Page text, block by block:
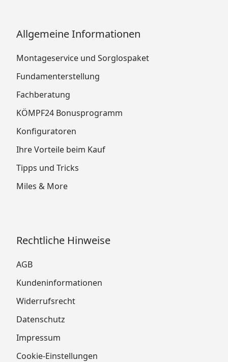
Allgemeine Informationen
Montageservice und Sorglospaket
Fundamenterstellung
Fachberatung
KÖMPF24 Bonusprogramm
Konfiguratoren
Ihre Vorteile beim Kauf
Tipps und Tricks
Miles & More
Rechtliche Hinweise
AGB
Kundeninformationen
Widerrufsrecht
Datenschutz
Impressum
Cookie-Einstellungen